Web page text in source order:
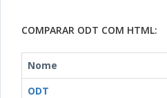
COMPARAR ODT COM HTML:
Nome
ODT